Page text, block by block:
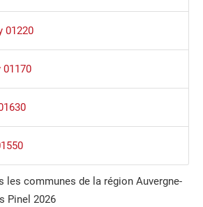
01220
01170
les communes de la région Auvergne-
Pinel 2026